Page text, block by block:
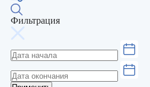
Фильтрация